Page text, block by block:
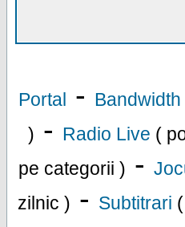
Portal - Bandwidth
) - Radio Live (
pe categorii ) -
zilnic ) - Subtitrari